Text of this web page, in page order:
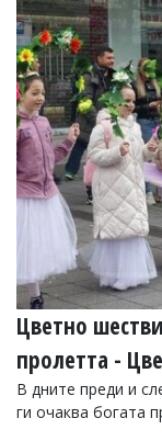
Цветно
пролетта -
В дните преди и
ги очаква богата